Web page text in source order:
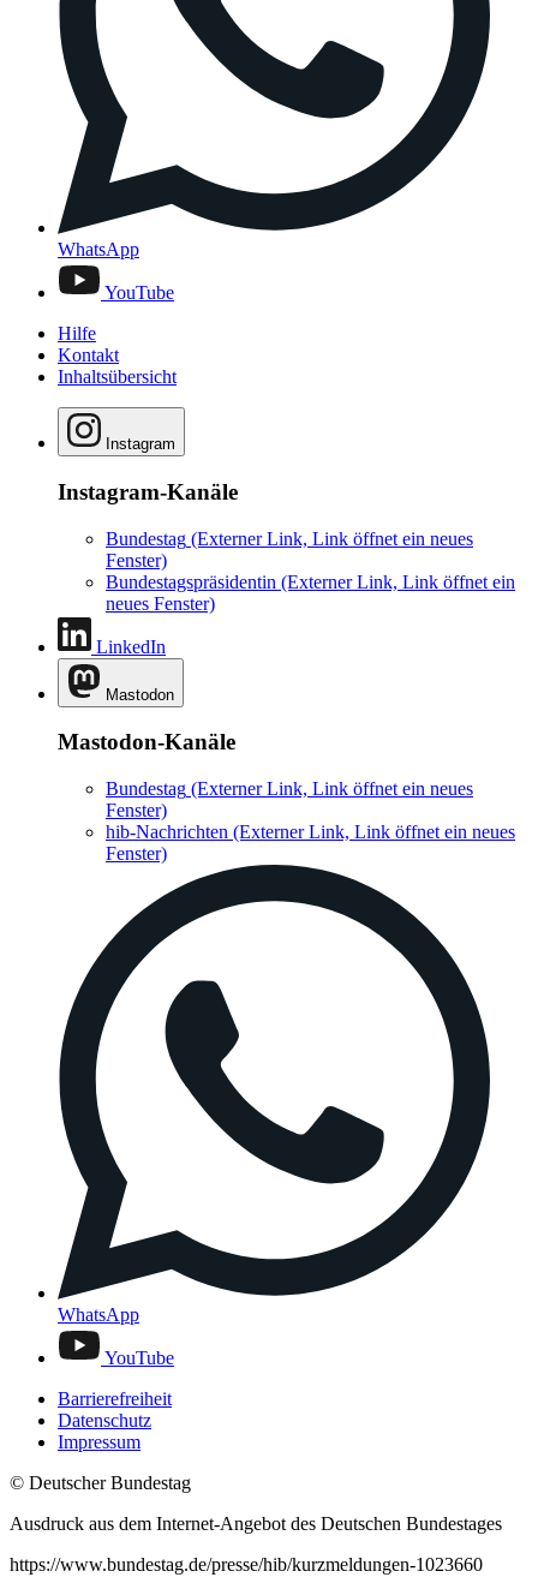
WhatsApp
YouTube
Hilfe
Kontakt
Inhaltsübersicht
Instagram
Instagram-Kanäle
Bundestag (Externer Link, Link öffnet ein neues
Fenster)
Bundestagspräsidentin (Externer Link, Link öffnet ein
neues Fenster)
LinkedIn
Mastodon
Mastodon-Kanäle
Bundestag (Externer Link, Link öffnet ein neues
Fenster)
hib-Nachrichten (Externer Link, Link öffnet ein neues
Fenster)
WhatsApp
YouTube
Barrierefreiheit
Datenschutz
Impressum
© Deutscher Bundestag
Ausdruck aus dem Internet-Angebot des Deutschen Bundestages
https://www.bundestag.de/presse/hib/kurzmeldungen-1023660